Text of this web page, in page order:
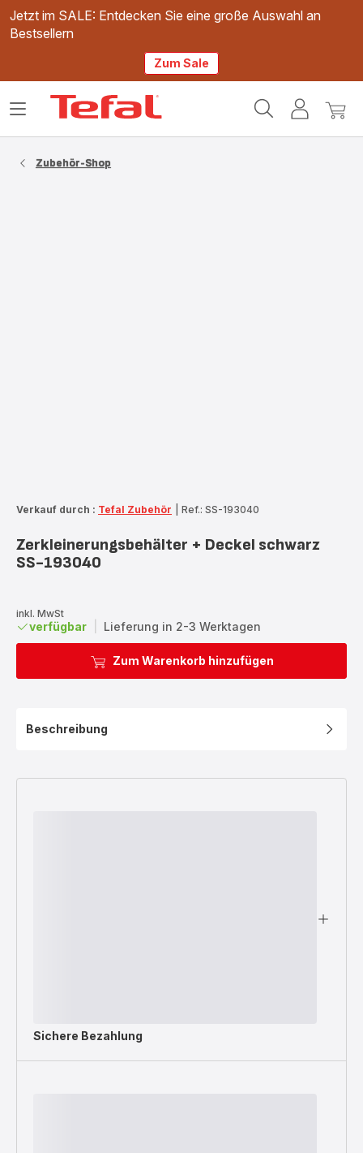
Jetzt im SALE: Entdecken Sie eine große Auswahl an
Bestsellern
Zum Sale
Mein
Mein
Das
Zubehör-Shop
Verkauf durch : Tefal Zubehör Ref.: SS-193040
Zerkleinerungsbehälter + Deckel schwarz
SS-193040
inkl. MwSt
verfügbar Lieferung in 2-3 Werktagen
Zum Warenkorb hinzufügen
Beschreibung
Sichere Bezahlung